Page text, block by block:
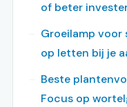
of beter
Groeilamp voor
op letten bij je
Beste
Focus op